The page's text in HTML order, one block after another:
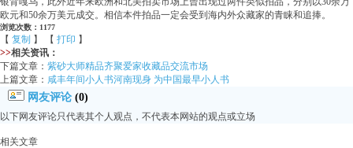
欧元和50余万美元成交。相信本件拍品一定会受到海内外众藏家的青睐和追捧。
浏览次数：1177
【 复制 】 【 打印 】
>>相关资讯：
下篇文章： 紫砂大师精品齐聚爱家收藏品交流市场
上篇文章： 咸丰年间小人书河南现身 为中国最早小人书
网友评论 (0)
以下网友评论只代表其个人观点，不代表本网站的观点或立场
相关文章